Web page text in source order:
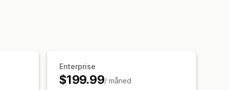
Svindelbeskyttelse
Enterprise
$199.99/ måned